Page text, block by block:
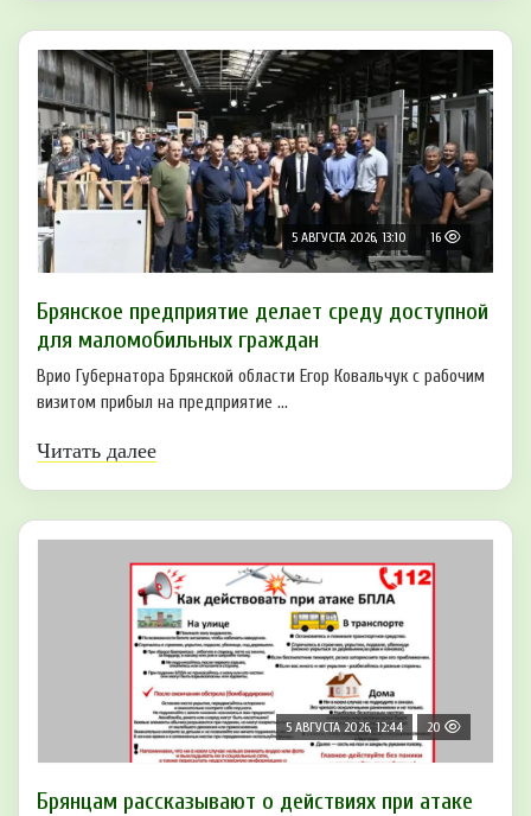
5 АВГУСТА 2026, 13:10 16
Брянское предприятие делает среду доступной
для маломобильных граждан
Врио Губернатора Брянской области Егор Ковальчук с рабочим
визитом прибыл на предприятие ...
Читать далее
5 АВГУСТА 2026, 12:44 20
Брянцам рaссказывают о действиях при атаке